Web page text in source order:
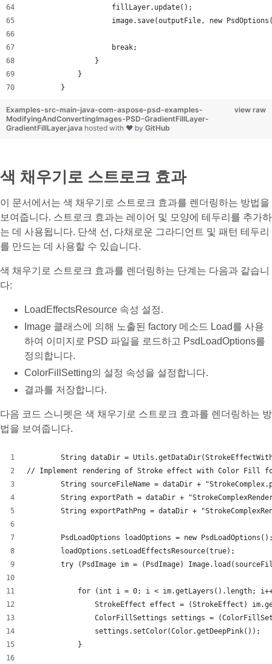
                    fillLayer.update();
image.save(outputFile, new
                    break;
                }
            }
        }
view raw
Examples-src-main-java-com-aspose-psd-examples-
ModifyingAndConvertingImages-PSD-GradientFillLayer-
GradientFillLayer.java hosted with ❤ by GitHub
색 채우기로 스트로크 효과
이 문서에서는 색 채우기로 스트로크 효과를 렌더링하는 방법을
보여줍니다. 스트로크 효과는 레이어 및 모양에 테두리를 추가하
는 데 사용됩니다. 단색 선, 다채로운 그라디언트 및 패턴 테두리
를 만드는 데 사용할 수 있습니다.
색 채우기로 스트로크 효과를 렌더링하는 단계는 다음과 같습니
다:
LoadEffectsResource 속성 설정.
Image 클래스에 의해 노출된 factory 메소드 Load를 사용
하여 이미지로 PSD 파일을 로드하고 PsdLoadOptions를
정의합니다.
ColorFillSetting의 설정 속성을 설정합니다.
결과를 저장합니다.
다음 코드 스니펫은 색 채우기로 스트로크 효과를 렌더링하는 방
법을 보여줍니다.
String dataDir =
// Implement rendering of Stroke effect with Color Fill
String sourceFileName = dataDir +
String exportPath = dataDir +
String exportPathPng = dataDir +
PsdLoadOptions loadOptions = new
        loadOptions.setLoadEffectsResource(true);
try (PsdImage im = (PsdImage)
for (int i = 0; i < im.getLayers().length;
StrokeEffect effect = (StrokeEffect)
ColorFillSettings settings =
                settings.setColor(Color.getDeepPink());
            }